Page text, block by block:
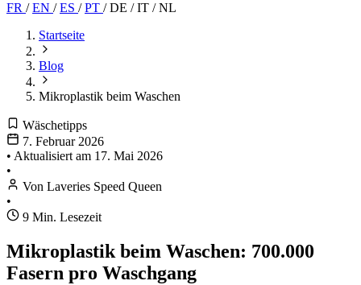
FR /EN /ES /PT /DE /IT /NL
Startseite
Blog
Mikroplastik beim Waschen
Wäschetipps
7. Februar 2026
• Aktualisiert am 17. Mai 2026
•
Von Laveries Speed Queen
•
9 Min. Lesezeit
Mikroplastik beim Waschen: 700.000
Fasern pro Waschgang